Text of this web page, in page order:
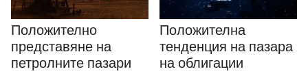
Положително
представяне на
петролните пазари
Положителна
тенденция на пазара
на облигации